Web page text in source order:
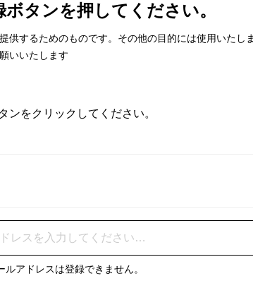
タンを押してください。
するためのものです。その他の目的には使用いたしま
いいたします
ンをクリックしてください。
アドレスは登録できません。